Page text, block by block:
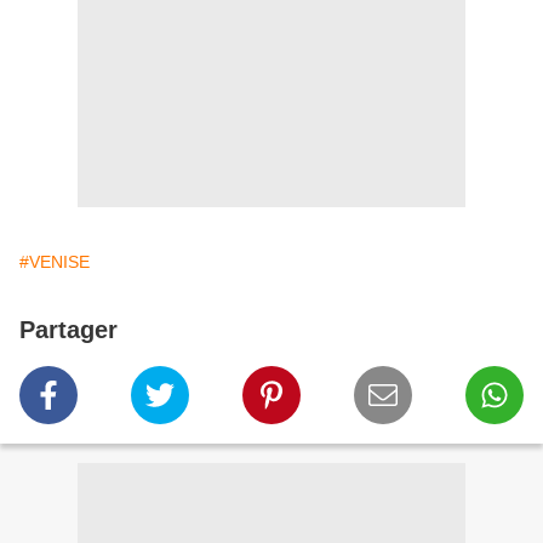
#VENISE
Partager